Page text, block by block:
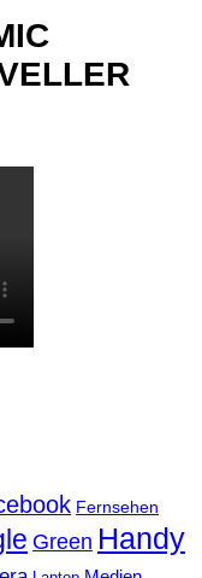
Fernsehen
Green Handy